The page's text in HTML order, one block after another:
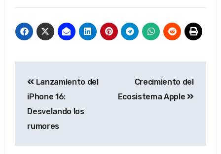
navigation
Lanzamiento del
iPhone 16:
Desvelando los
rumores
Crecimiento del
Ecosistema Apple